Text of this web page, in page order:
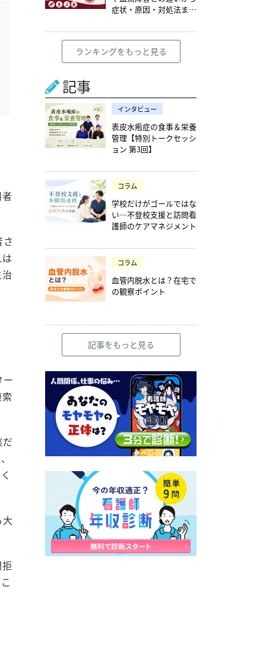
症状・原因・対処法まで
ランキングをもっと見る
記事
インタビュー
表皮水疱症の食事＆栄養
管理【特別トークセッシ
ョン 第3回】
コラム
学校だけがゴールではな
い─不登校支援と訪問看
護師のケアマネジメント
コラム
血管内脱水とは？在宅で
の観察ポイント
記事をもっと見る